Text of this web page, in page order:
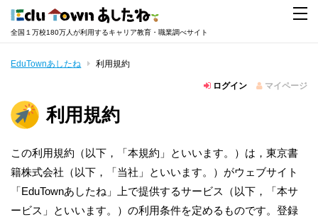
全国１万校180万人が利用するキャリア教育・職業調べサイト
EduTownあしたね 利用規約
ログイン マイページ
利用規約
この利用規約（以下，「本規約」といいます。）は，東京書
籍株式会社（以下，「当社」といいます。）がウェブサイト
「EduTownあしたね」上で提供するサービス（以下，「本サ
ービス」といいます。）の利用条件を定めるものです。登録